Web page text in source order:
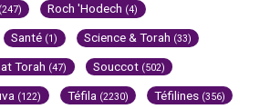
(247) Roch 'Hodech (4)
Santé (1) Science & Torah (33)
Torah (47) Souccot (502)
(122) Téfila (2230) Téfilines (356)